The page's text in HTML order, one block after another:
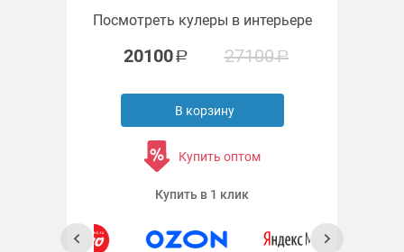
Посмотреть кулеры в интерьере
20100 27100
В корзину
Купить оптом
Купить в 1 клик